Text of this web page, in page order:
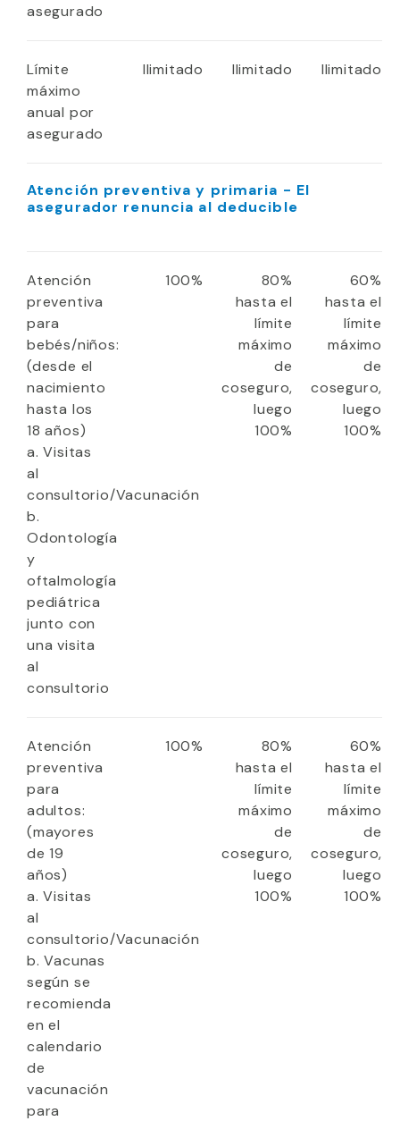
asegurado
Límite
máximo
anual por
asegurado
Ilimitado Ilimitado Ilimitado
Atención preventiva y primaria - El
asegurador renuncia al deducible
Atención
preventiva
para
bebés/niños:
(desde el
nacimiento
hasta los
18 años)
a. Visitas
al
consultorio/Vacunación
b.
Odontología
y
oftalmología
pediátrica
junto con
una visita
al
consultorio
100%
80%
hasta el
límite
máximo
de
coseguro,
luego
100%
60%
hasta el
límite
máximo
de
coseguro,
luego
100%
Atención
preventiva
para
adultos:
(mayores
de 19
años)
a. Visitas
al
consultorio/Vacunación
b. Vacunas
según se
recomienda
en el
calendario
de
vacunación
para
100%
80%
hasta el
límite
máximo
de
coseguro,
luego
100%
60%
hasta el
límite
máximo
de
coseguro,
luego
100%